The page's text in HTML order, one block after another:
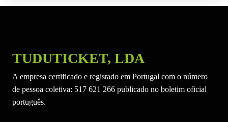
TUDUTICKET, LDA
A empresa certificado e registado em Portugal com o número
de pessoa coletiva: 517 621 266 publicado no boletim oficial
português.